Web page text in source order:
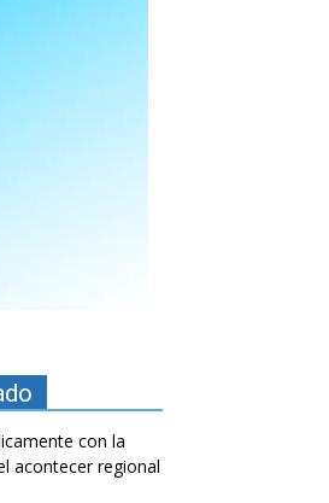
con la
acontecer regional